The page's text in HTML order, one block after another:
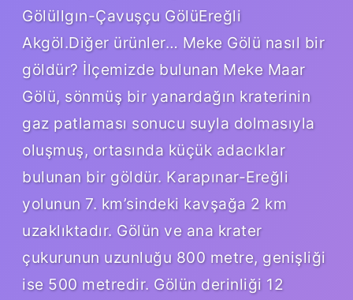
GölüIlgın-Çavuşçu GölüEreğli
Akgöl.Diğer ürünler… Meke Gölü nasıl bir
göldür? İlçemizde bulunan Meke Maar
Gölü, sönmüş bir yanardağın kraterinin
gaz patlaması sonucu suyla dolmasıyla
oluşmuş, ortasında küçük adacıklar
bulunan bir göldür. Karapınar-Ereğli
yolunun 7. km’sindeki kavşağa 2 km
uzaklıktadır. Gölün ve ana krater
çukurunun uzunluğu 800 metre, genişliği
ise 500 metredir. Gölün derinliği 12